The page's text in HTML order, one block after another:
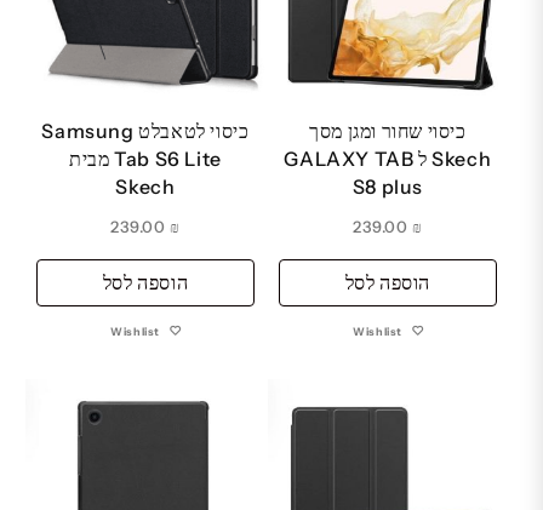
כיסוי לטאבלט Samsung
Tab S6 Lite מבית
Skech
₪
הוספה לסל
Wishlist
כיסוי שחור ומגן מסך
Skech ל GALAXY TAB
S8 plus
₪
הוספה לסל
Wishlist